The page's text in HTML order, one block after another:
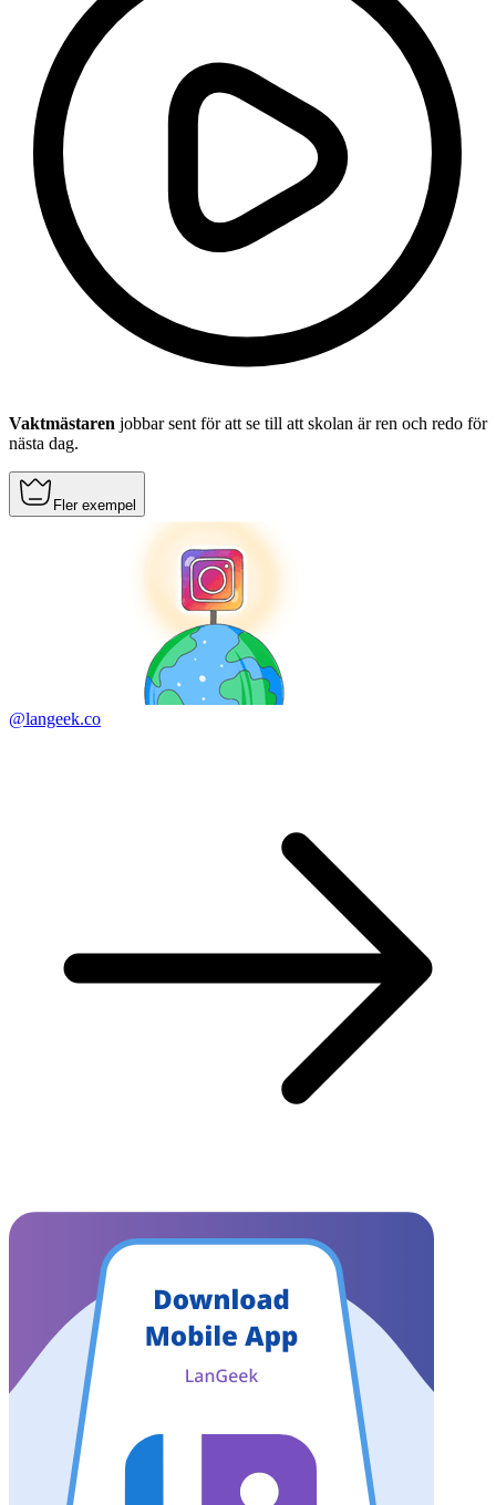
Vaktmästaren jobbar sent för att se till att skolan är ren och redo för
nästa dag.
Fler exempel
@langeek.co